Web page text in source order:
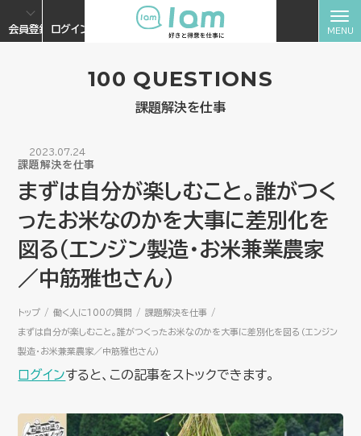
会員登録 ログイン
100 QUESTIONS
課題解決を仕事
2023.07.24
課題解決を仕事
まずは自分が楽しむこと。誰がつく
ったお米なのかを大事に差別化を
図る（エンジン製造・お米兼業農家
／中筋雅也さん）
トップ 働く人に100の質問 課題解決を仕事
まずは自分が楽しむこと。誰がつくったお米なのかを大事に差別化を図る（エンジン
製造・お米兼業農家／中筋雅也さん）
ログインすると、この記事をストックできます。